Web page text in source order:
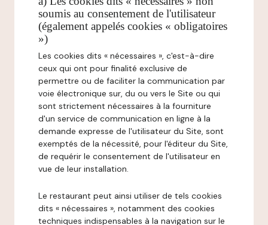
soumis au consentement de l'utilisateur
(également appelés cookies « obligatoires
»)
Les cookies dits « nécessaires », c'est-à-dire
ceux qui ont pour finalité exclusive de
permettre ou de faciliter la communication par
voie électronique sur, du ou vers le Site ou qui
sont strictement nécessaires à la fourniture
d'un service de communication en ligne à la
demande expresse de l'utilisateur du Site, sont
exemptés de la nécessité, pour l'éditeur du Site,
de requérir le consentement de l'utilisateur en
vue de leur installation.
Le restaurant peut ainsi utiliser de tels cookies
dits « nécessaires », notamment des cookies
techniques indispensables à la navigation sur le